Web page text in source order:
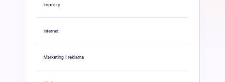
Imprezy
Internet
Marketing i reklama